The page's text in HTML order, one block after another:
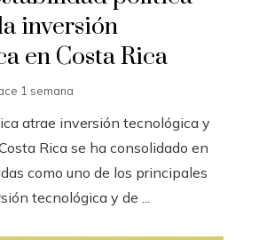
inversión
en Costa Rica
1 semana
atrae inversión tecnológica y
Rica se ha consolidado en
como uno de los principales
tecnológica y de ...